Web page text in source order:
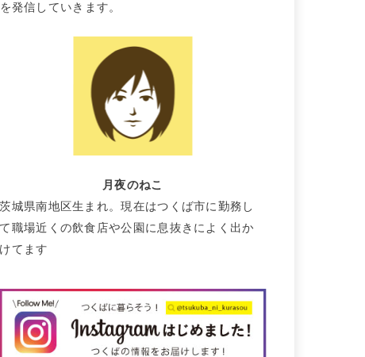
を発信していきます。
月夜のねこ
茨城県南地区生まれ。現在はつくば市に勤務し
て職場近くの飲食店や公園に息抜きによく出か
けてます